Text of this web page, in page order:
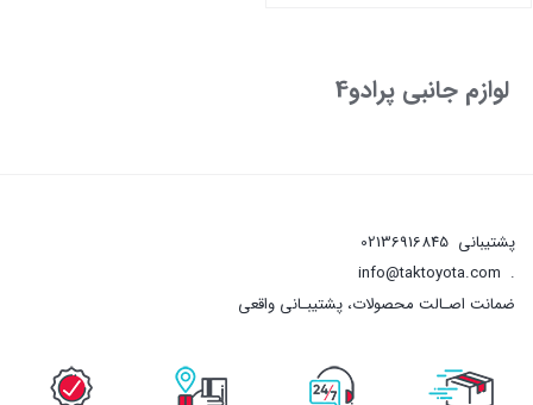
لوازم جانبی پرادو4
پشتیبانی 02136916845
.
info@taktoyota.com
ضمانت اصـالت محصولات، پشتیبـانی واقعی